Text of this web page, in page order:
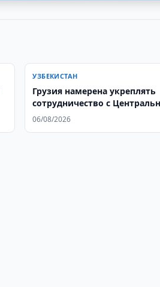
УЗБЕКИСТАН
Грузия намерена укреплять
сотрудничество с
Азией
06/08/2026